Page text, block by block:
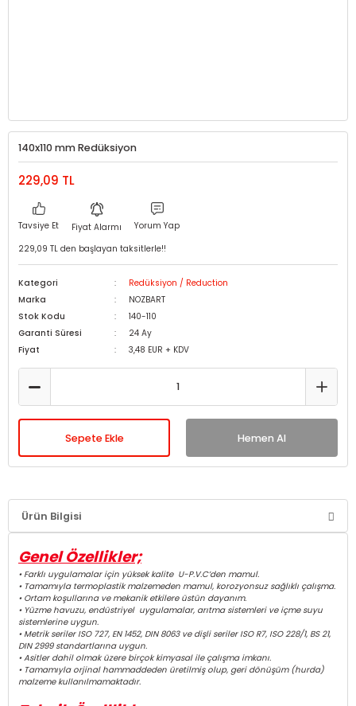
140x110 mm Redüksiyon
229,09 TL
Tavsiye Et Fiyat Alarmı
Yorum Yap
229,09 TL den başlayan taksitlerle!!
Kategori
Redüksiyon / Reduction
Marka
NOZBART
Stok Kodu
140-110
Garanti Süresi
24 Ay
Fiyat
3,48 EUR + KDV
Sepete Ekle Hemen Al
Ürün Bilgisi
Genel Özellikler;
• Farklı uygulamalar için yüksek kalite U-P.V.C’den mamul.
• Tamamıyla termoplastik malzemeden mamul, korozyonsuz sağlıklı çalışma.
• Ortam koşullarına ve mekanik etkilere üstün dayanım.
• Yüzme havuzu, endüstriyel uygulamalar, arıtma sistemleri ve içme suyu
sistemlerine uygun.
• Metrik seriler ISO 727, EN 1452, DIN 8063 ve dişli seriler ISO R7, ISO 228/1, BS 21,
DIN 2999 standartlarına uygun.
• Asitler dahil olmak üzere birçok kimyasal ile çalışma imkanı.
• Tamamıyla orjinal hammaddeden üretilmiş olup, geri dönüşüm (hurda)
malzeme kullanılmamaktadır.